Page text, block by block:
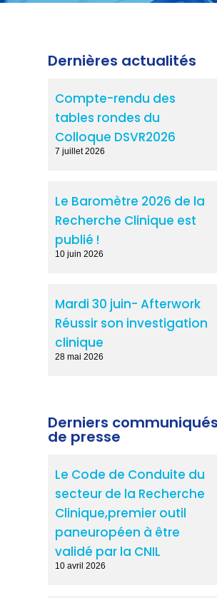
Dernières actualités
Compte-rendu des
tables rondes du
Colloque DSVR2026
7 juillet 2026
Le Baromètre 2026 de la
Recherche Clinique est
publié !
10 juin 2026
Mardi 30 juin- Afterwork
Réussir son investigation
clinique
28 mai 2026
Derniers communiqués
de presse
Le Code de Conduite du
secteur de la Recherche
Clinique,premier outil
paneuropéen à être
validé par la CNIL
10 avril 2026